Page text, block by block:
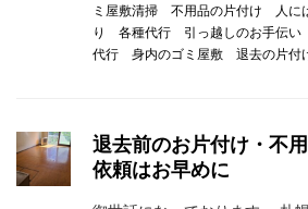
ミ屋敷清掃
不用品の片付け
人に
り
各種代行 引っ越しのお手伝い
代行
身内のゴミ屋敷 退去の片付
退去前のお片付け・不
依頼はお早めに